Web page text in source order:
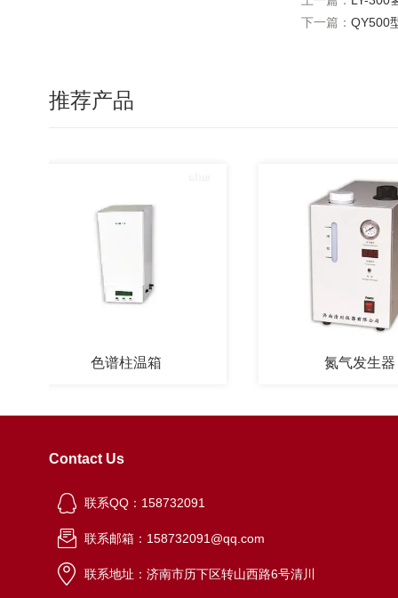
下一篇： QY500
推荐产品
色谱柱温箱 氮气发生器
Contact Us
联系QQ：158732091
联系邮箱：158732091@qq.com
联系地址：济南市历下区转山西路6号清川